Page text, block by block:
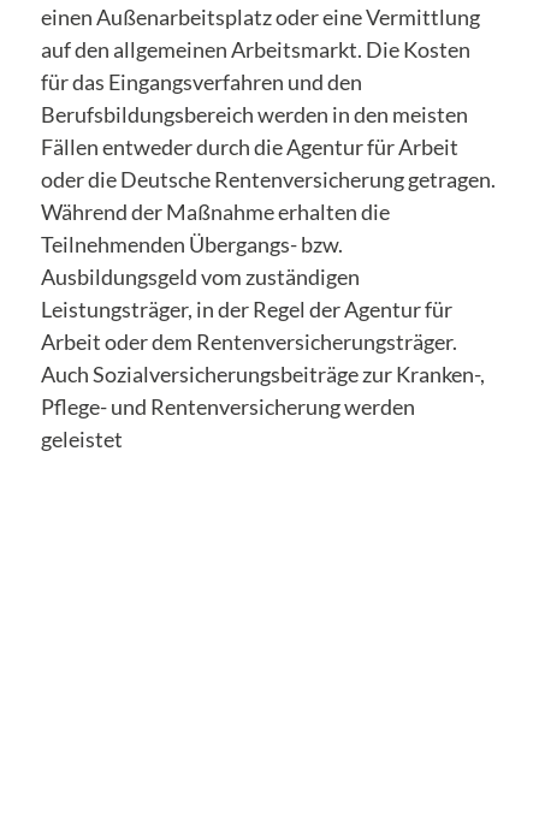
einen Außenarbeitsplatz oder eine Vermittlung
auf den allgemeinen Arbeitsmarkt. Die Kosten
für das Eingangsverfahren und den
Berufsbildungsbereich werden in den meisten
Fällen entweder durch die Agentur für Arbeit
oder die Deutsche Rentenversicherung getragen.
Während der Maßnahme erhalten die
Teilnehmenden Übergangs- bzw.
Ausbildungsgeld vom zuständigen
Leistungsträger, in der Regel der Agentur für
Arbeit oder dem Rentenversicherungsträger.
Auch Sozialversicherungsbeiträge zur Kranken-,
Pflege- und Rentenversicherung werden
geleistet